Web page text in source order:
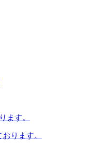
ります。